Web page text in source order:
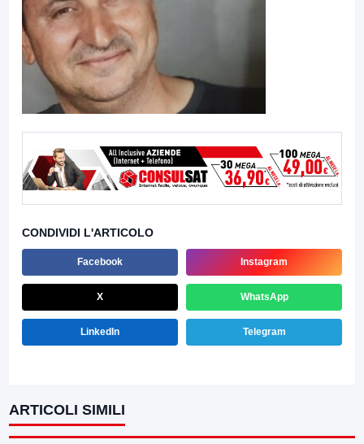
CONDIVIDI L'ARTICOLO
Facebook Instagram
X WhatsApp
LinkedIn Telegram
ARTICOLI SIMILI